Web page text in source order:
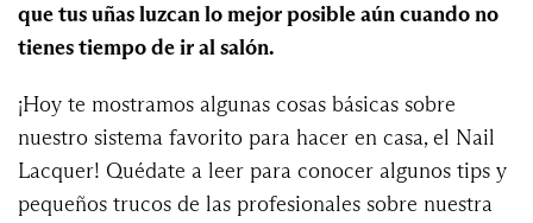
que tus uñas luzcan lo mejor posible aún cuando no
tienes tiempo de ir al salón.
¡Hoy te mostramos algunas cosas básicas sobre
nuestro sistema favorito para hacer en casa, el Nail
Lacquer! Quédate a leer para conocer algunos tips y
pequeños trucos de las profesionales sobre nuestra